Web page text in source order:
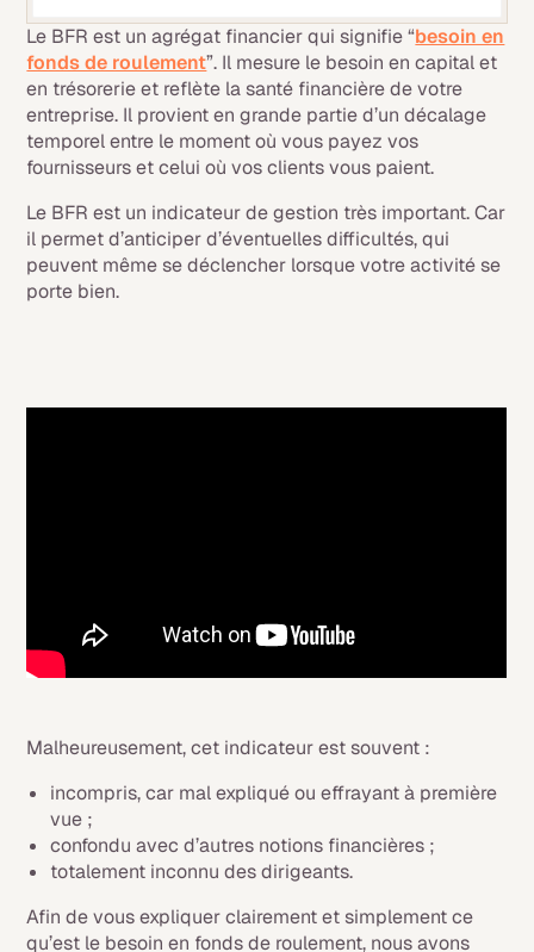
Le BFR est un agrégat financier qui signifie “besoin en
fonds de roulement”. Il mesure le besoin en capital et
en trésorerie et reflète la santé financière de votre
entreprise. Il provient en grande partie d’un décalage
temporel entre le moment où vous payez vos
fournisseurs et celui où vos clients vous paient.
Le BFR est un indicateur de gestion très important. Car
il permet d’anticiper d’éventuelles difficultés, qui
peuvent même se déclencher lorsque votre activité se
porte bien.
Malheureusement, cet indicateur est souvent :
incompris, car mal expliqué ou effrayant à première
vue ;
confondu avec d’autres notions financières ;
totalement inconnu des dirigeants.
Afin de vous expliquer clairement et simplement ce
qu’est le besoin en fonds de roulement, nous avons